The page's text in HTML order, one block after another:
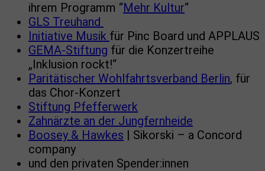
ihrem Programm “Mehr Kultur“
GLS Treuhand
Initiative Musik für Pinc Board und APPLAUS
GEMA-Stiftung für die Konzertreihe
„Inklusion rockt!“
Paritätischer Wohlfahrtsverband Berlin, für
das Chor-Konzert
Stiftung Pfefferwerk
Zahnärzte an der Jungfernheide
Boosey & Hawkes | Sikorski – a Concord
company
und den privaten Spender:innen